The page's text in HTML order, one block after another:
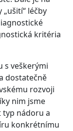
léčby
kritéria
s veškerými
dostatečně
rozvoji
nim jsme
nádoru a
konkrétnímu